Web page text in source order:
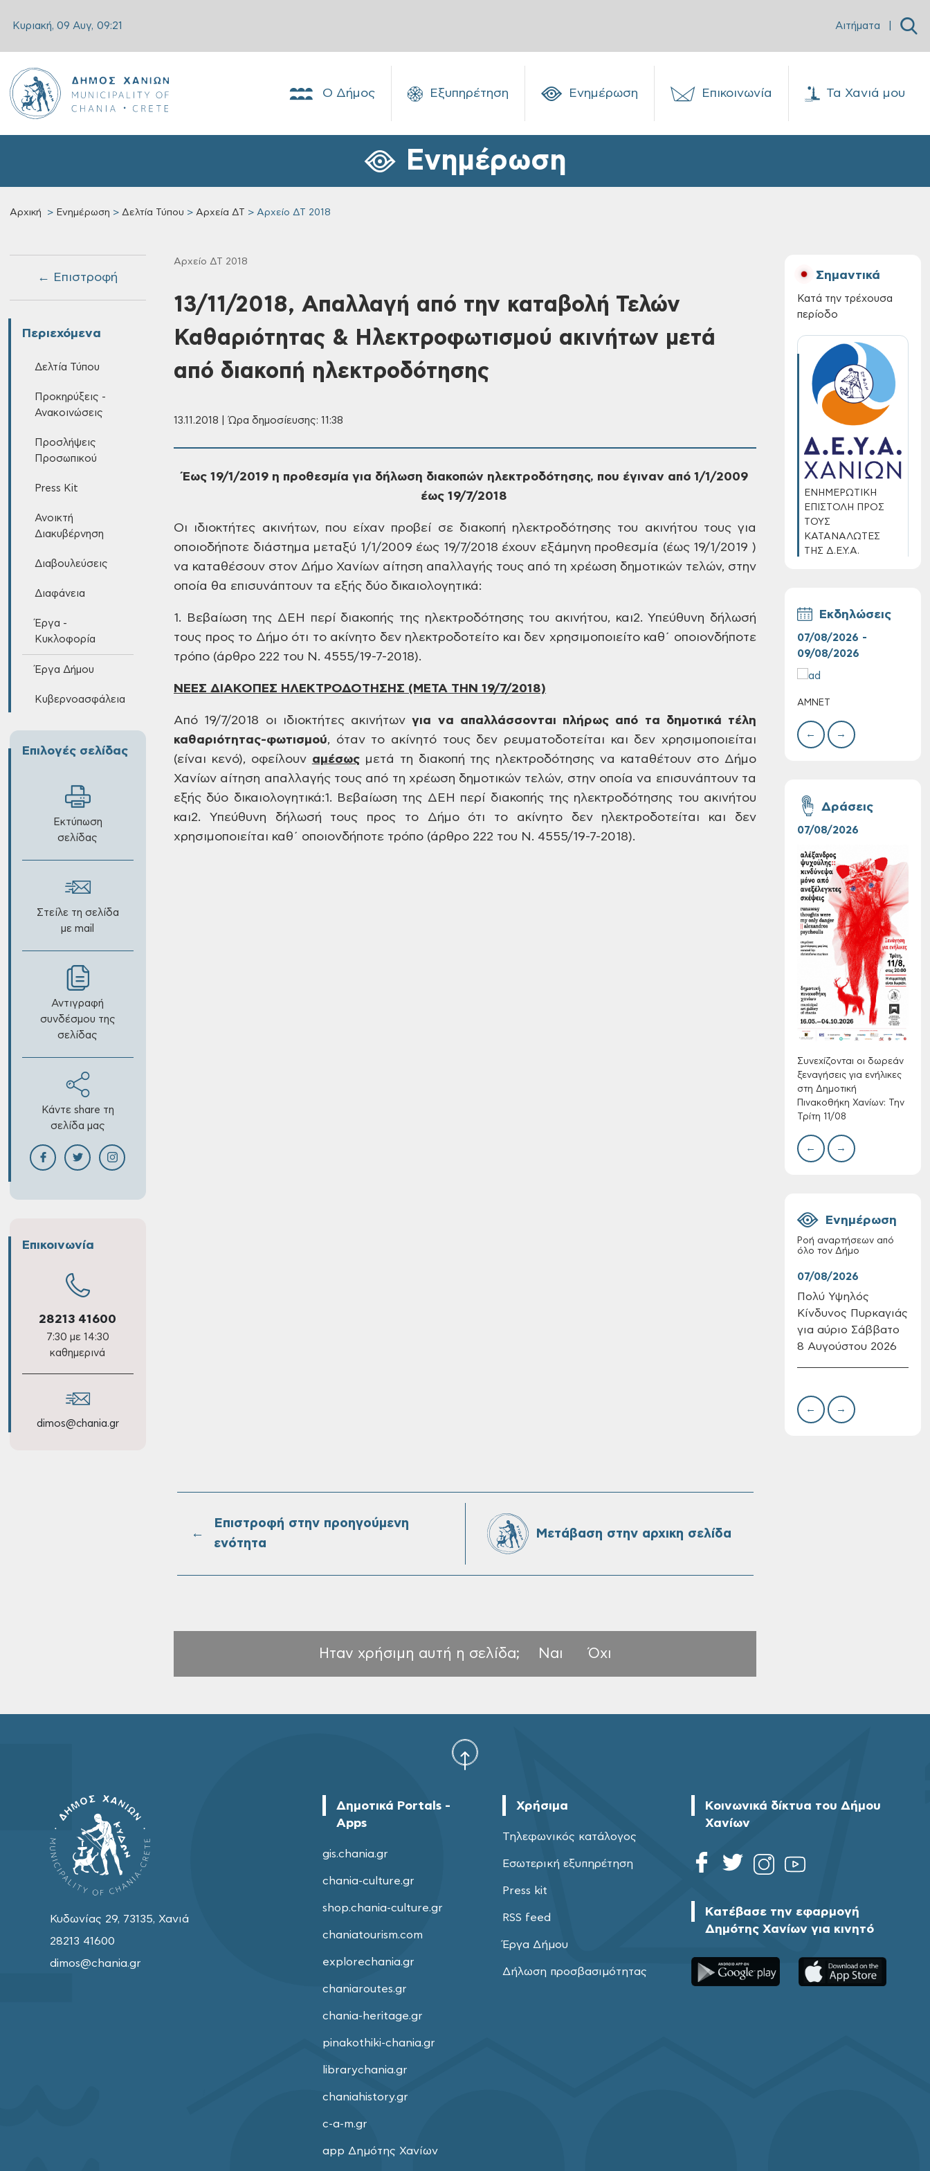
Κυριακή, 09 Αυγ, 09:21 Αιτήματα
Ο Δήμος Εξυπηρέτηση Ενημέρωση Επικοινωνία Τα Χανιά μου
Ενημέρωση
Αρχική Ενημέρωση Δελτία Τύπου Αρχεία ΔΤ Αρχείο ΔΤ 2018
← Επιστροφή
Περιεχόμενα
Δελτία Τύπου
Προκηρύξεις -
Ανακοινώσεις
Προσλήψεις
Προσωπικού
Press Kit
Ανοικτή
Διακυβέρνηση
Διαβουλεύσεις
Διαφάνεια
Έργα -
Κυκλοφορία
Έργα Δήμου
Κυβερνοασφάλεια
Επιλογές σελίδας
Εκτύπωση
σελίδας
Στείλε τη σελίδα
με mail
Αντιγραφή
συνδέσμου της
σελίδας
Κάντε share τη
σελίδα μας
Επικοινωνία
28213 41600
7:30 με 14:30
καθημερινά
dimos@chania.gr
Αρχείο ΔΤ 2018
13/11/2018, Απαλλαγή από την καταβολή Τελών
Καθαριότητας & Ηλεκτροφωτισμού ακινήτων μετά
από διακοπή ηλεκτροδότησης
13.11.2018 | Ώρα δημοσίευσης: 11:38
Έως19/1/2019 η προθεσμία για δήλωση διακοπών ηλεκτροδότησης, που έγιναν από 1/1/2009
έως 19/7/2018
Οι ιδιοκτήτες ακινήτων, που είχαν προβεί σε διακοπή ηλεκτροδότησης του ακινήτου τους για
οποιοδήποτε διάστημα μεταξύ 1/1/2009 έως 19/7/2018 έχουν εξάμηνη προθεσμία (έως 19/1/2019 )
να καταθέσουν στον Δήμο Χανίων αίτηση απαλλαγής τους από τη χρέωση δημοτικών τελών, στην
οποία θα επισυνάπτουν τα εξής δύο δικαιολογητικά:
1. Βεβαίωση της ΔΕΗ περί διακοπής της ηλεκτροδότησης του ακινήτου, και2. Υπεύθυνη δήλωσή
τους προς το Δήμο ότι το ακίνητο δεν ηλεκτροδοτείτο και δεν χρησιμοποιείτο καθ΄ οποιονδήποτε
τρόπο (άρθρο 222 του Ν. 4555/19-7-2018).
ΝΕΕΣ ΔΙΑΚΟΠΕΣ ΗΛΕΚΤΡΟΔΟΤΗΣΗΣ (ΜΕΤΑ ΤΗΝ 19/7/2018)
Από 19/7/2018 οι ιδιοκτήτες ακινήτων για να απαλλάσσονται πλήρως από τα δημοτικά τέλη
καθαριότητας-φωτισμού, όταν το ακίνητό τους δεν ρευματοδοτείται και δεν χρησιμοποιείται
(είναι κενό), οφείλουν αμέσωςμετά τη διακοπή της ηλεκτροδότησης να
καταθέτουν στο Δήμο
Χανίων αίτηση απαλλαγής τους από τη χρέωση δημοτικών τελών, στην οποία να επισυνάπτουν τα
εξής δύο δικαιολογητικά:1. Βεβαίωση της ΔΕΗ περί διακοπής τηςηλεκτροδότησης του ακινήτου
και2. Υπεύθυνη δήλωσή τους προς το Δήμο ότι το ακίνητο δεν ηλεκτροδοτείται και δεν
χρησιμοποιείται καθ΄ οποιονδήποτε τρόπο (άρθρο 222 του Ν. 4555/19-7-2018).
Σημαντικά
Κατά την τρέχουσα
περίοδο
ΕΝΗΜΕΡΩΤΙΚΗ
ΕΠΙΣΤΟΛΗ ΠΡΟΣ
ΤΟΥΣ
ΚΑΤΑΝΑΛΩΤΕΣ
ΤΗΣ Δ.Ε.Υ.Α.
δωρεάν ξεναγήσεις
για ενήλικες στη
Δημοτική
Την Τρίτη 11/08
Τακτική συνεδρίαση
Δημοτικής
Επιτροπής στις 10-
08-2026
Επαναλειτουργία
Ονουφρίου
Πίνακες Κατάταξης
& Βαθμολογίας,
προσληπτέων και
Ονομαστικοί πίνακες
της προκήρυξης
Εκδηλώσεις
07/08/2026 -
09/08/2026
ΑΜΝΕΤ
← →
Δράσεις
07/08/2026
Συνεχίζονται οι δωρεάν
ξεναγήσεις για ενήλικες
στη Δημοτική
Πινακοθήκη Χανίων: Την
Τρίτη 11/08
← →
Ενημέρωση
Ροή αναρτήσεων από
όλο τον Δήμο
07/08/2026
Πολύ Υψηλός
Κίνδυνος Πυρκαγιάς
για αύριο Σάββατο
8 Αυγούστου 2026
← →
←
Επιστροφή στην προηγούμενη
ενότητα
Μετάβαση στην αρχικη σελίδα
Ηταν χρήσιμη αυτή η σελίδα; Ναι Όχι
Κυδωνίας 29, 73135, Χανιά
28213 41600
dimos@chania.gr
Δημοτικά Portals -
Apps
gis.chania.gr
chania-culture.gr
shop.chania-culture.gr
chaniatourism.com
explorechania.gr
chaniaroutes.gr
chania-heritage.gr
pinakothiki-chania.gr
librarychania.gr
chaniahistory.gr
c-a-m.gr
app Δημότης Χανίων
Χρήσιμα
Τηλεφωνικός κατάλογος
Εσωτερική εξυπηρέτηση
Press kit
RSS feed
Έργα Δήμου
Δήλωση προσβασιμότητας
Κοινωνικά δίκτυα του Δήμου
Χανίων
Κατέβασε την εφαρμογή
Δημότης Χανίων για κινητό